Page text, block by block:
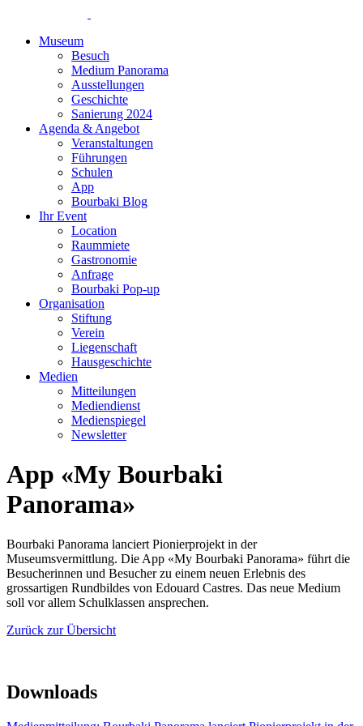
Museum
Besuch
Medium Panorama
Ausstellungen
Geschichte
Sanierung 2024
Agenda & Angebot
Veranstaltungen
Führungen
Schulen
App
Bourbaki Blog
Ihr Event
Location
Raummiete
Gastronomie
Anfrage
Bourbaki Pop-up
Organisation
Stiftung
Verein
Liegenschaft
Hausgeschichte
Medien
Mitteilungen
Mediendienst
Medienspiegel
Newsletter
App «My Bourbaki
Panorama»
Bourbaki Panorama lanciert Pionierprojekt in der
Museumsvermittlung. Die App «My Bourbaki Panorama» führt die
Besucherinnen und Besucher zu einem neuen Erlebnis des
grossartigen Rundbildes von Edouard Castres. Das neue Medium
soll vor allem Schulklassen ansprechen.
Zurück zur Übersicht
Downloads